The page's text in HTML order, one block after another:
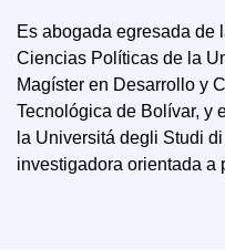
Es abogada egresada de
Ciencias Políticas de la
Magíster en Desarrollo y
Tecnológica de Bolívar, y
la Universitá degli Studi
investigadora orientada a